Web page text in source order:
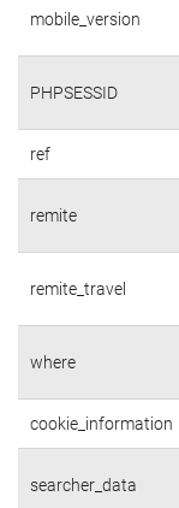
mobile_version
PHPSESSID
ref
remite
remite_travel
where
cookie_information
searcher_data